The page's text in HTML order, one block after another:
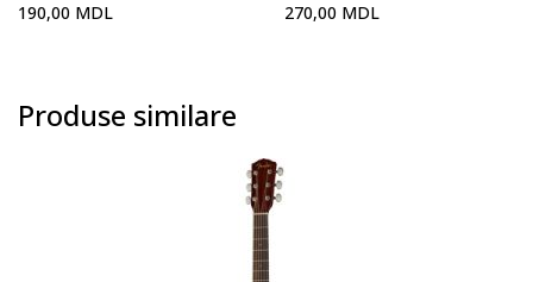
190,00 MDL
270,00 MDL
Produse similare